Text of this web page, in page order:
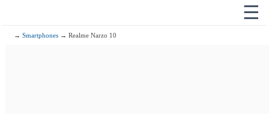
☰
→Smartphones → Realme Narzo 10